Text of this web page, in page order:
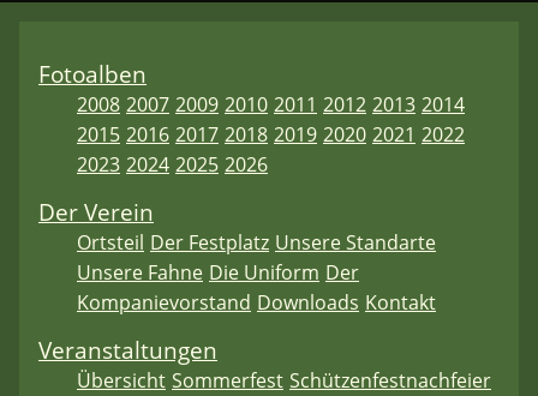
Fotoalben
2008 2007 2009 2010 2011 2012 2013 2014
2015 2016 2017 2018 2019 2020 2021 2022
2023 2024 2025 2026
Der Verein
Ortsteil Der Festplatz Unsere Standarte
Unsere Fahne Die Uniform Der
Kompanievorstand Downloads Kontakt
Veranstaltungen
Übersicht Sommerfest Schützenfestnachfeier